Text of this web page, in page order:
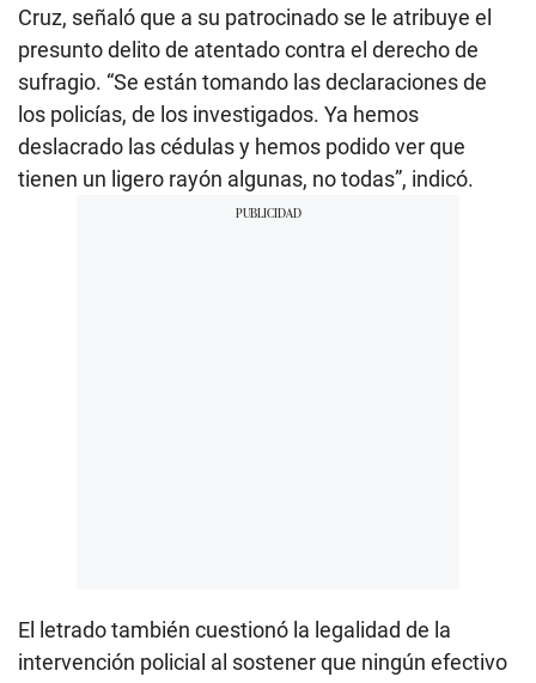
Cruz, señaló que a su patrocinado se le atribuye el
presunto delito de atentado contra el derecho de
sufragio. “Se están tomando las declaraciones de
los policías, de los investigados. Ya hemos
deslacrado las cédulas y hemos podido ver que
tienen un ligero rayón algunas, no todas”, indicó.
El letrado también cuestionó la legalidad de la
intervención policial al sostener que ningún efectivo